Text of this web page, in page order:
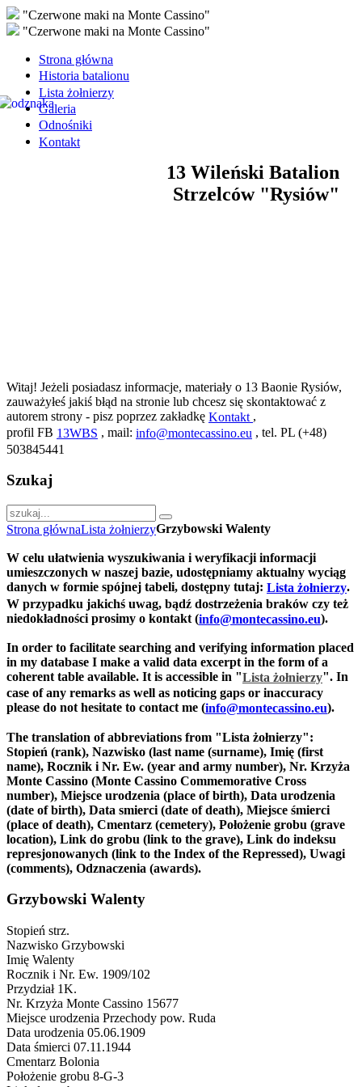
"Czerwone maki na Monte Cassino"
"Czerwone maki na Monte Cassino"
Strona główna
Historia batalionu
Lista żołnierzy
Galeria
Odnośniki
Kontakt
13 Wileński Batalion
Strzelców "Rysiów"
Witaj! Jeżeli posiadasz informacje, materiały o 13 Baonie Rysiów,
zauważyłeś jakiś błąd na stronie lub chcesz się skontaktować z
autorem strony - pisz poprzez zakładkę Kontakt ,
profil FB 13WBS , mail: info@montecassino.eu , tel. PL (+48)
503845441
Szukaj
Strona głównaLista żołnierzyGrzybowski Walenty
W celu ułatwienia wyszukiwania i weryfikacji informacji
umieszczonych w naszej bazie, udostępniamy aktualny wyciąg
danych w formie spójnej tabeli, dostępny tutaj: Lista żołnierzy.
W przypadku jakichś uwag, bądź dostrzeżenia braków czy też
niedokładności prosimy o kontakt (info@montecassino.eu).
In order to facilitate searching and verifying information placed
in my database I make a valid data excerpt in the form of a
coherent table available. It is accessible in "Lista żołnierzy". In
case of any remarks as well as noticing gaps or inaccuracy
please do not hesitate to contact me (info@montecassino.eu).
The translation of abbreviations from "Lista żołnierzy":
Stopień (rank), Nazwisko (last name (surname), Imię (first
name), Rocznik i Nr. Ew. (year and army number), Nr. Krzyża
Monte Cassino (Monte Cassino Commemorative Cross
number), Miejsce urodzenia (place of birth), Data urodzenia
(date of birth), Data smierci (date of death), Miejsce śmierci
(place of death), Cmentarz (cemetery), Położenie grobu (grave
location), Link do grobu (link to the grave), Link do indeksu
represjonowanych (link to the Index of the Repressed), Uwagi
(comments), Odznaczenia (awards).
Grzybowski Walenty
Stopień strz.
Nazwisko Grzybowski
Imię Walenty
Rocznik i Nr. Ew. 1909/102
Przydział 1K.
Nr. Krzyża Monte Cassino 15677
Miejsce urodzenia Przechody pow. Ruda
Data urodzenia 05.06.1909
Data śmierci 07.11.1944
Cmentarz Bolonia
Położenie grobu 8-G-3